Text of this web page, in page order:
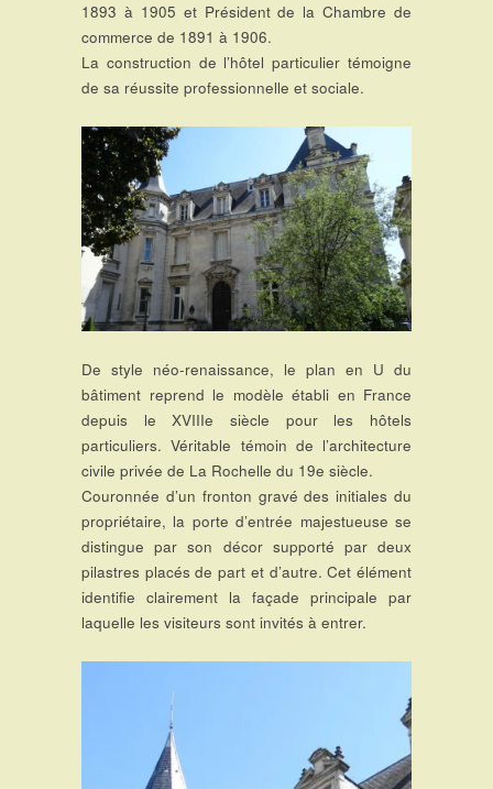
1893 à 1905 et Président de la Chambre de
commerce de 1891 à 1906.
La construction de l’hôtel particulier témoigne
de sa réussite professionnelle et sociale.
De style néo-renaissance, le plan en U du
bâtiment reprend le modèle établi en France
depuis le XVIIIe siècle pour les hôtels
particuliers. Véritable témoin de l’architecture
civile privée de La Rochelle du 19e siècle.
Couronnée d’un fronton gravé des initiales du
propriétaire, la porte d’entrée majestueuse se
distingue par son décor supporté par deux
pilastres placés de part et d’autre. Cet élément
identifie clairement la façade principale par
laquelle les visiteurs sont invités à entrer.